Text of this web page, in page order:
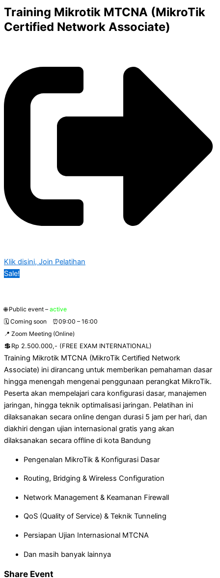
Training Mikrotik MTCNA (MikroTik
Certified Network Associate)
Klik disini, Join Pelatihan
Sale!
🌐Public event – active
🗓️ Coming soon
⏰09:00 – 16:00
📍 Zoom Meeting (Online)
💲 Rp 2.500.000,- (FREE EXAM INTERNATIONAL)
Training Mikrotik MTCNA (MikroTik Certified Network
Associate) ini dirancang untuk memberikan pemahaman dasar
hingga menengah mengenai penggunaan perangkat MikroTik.
Peserta akan mempelajari cara konfigurasi dasar, manajemen
jaringan, hingga teknik optimalisasi jaringan. Pelatihan ini
dilaksanakan secara online dengan durasi 5 jam per hari, dan
diakhiri dengan ujian internasional gratis yang akan
dilaksanakan secara offline di kota Bandung
Pengenalan MikroTik & Konfigurasi Dasar
Routing, Bridging & Wireless Configuration
Network Management & Keamanan Firewall
QoS (Quality of Service) & Teknik Tunneling
Persiapan Ujian Internasional MTCNA
Dan masih banyak lainnya
Share Event